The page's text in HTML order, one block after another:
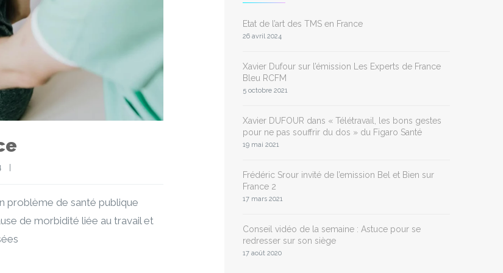
|
problème de santé publique
de morbidité liée au travail et
Etat de l’art des TMS en France
26 avril 2024
Xavier Dufour sur l’émission Les Experts de France
Bleu RCFM
5 octobre 2021
Xavier DUFOUR dans « Télétravail, les bons gestes
pour ne pas souffrir du dos » du Figaro Santé
19 mai 2021
Frédéric Srour invité de l’emission Bel et Bien sur
France 2
17 mars 2021
Conseil vidéo de la semaine : Astuce pour se
redresser sur son siège
17 août 2020